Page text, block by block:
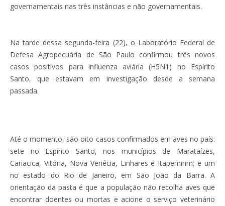
governamentais nas três instâncias e não governamentais.
Na tarde dessa segunda-feira (22), o Laboratório Federal de
Defesa Agropecuária de São Paulo confirmou três novos
casos positivos para influenza aviária (H5N1) no Espírito
Santo, que estavam em investigação desde a semana
passada.
Até o momento, são oito casos confirmados em aves no país:
sete no Espírito Santo, nos municípios de Marataízes,
Cariacica, Vitória, Nova Venécia, Linhares e Itapemirim; e um
no estado do Rio de Janeiro, em São João da Barra. A
orientação da pasta é que a população não recolha aves que
encontrar doentes ou mortas e acione o serviço veterinário